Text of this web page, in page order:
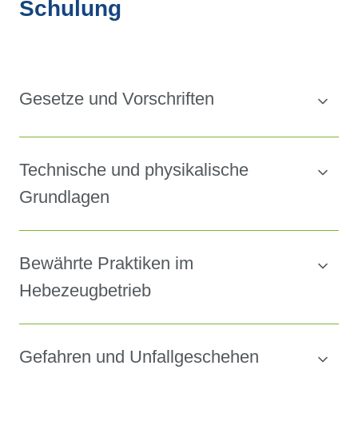
Schulung
Gesetze und Vorschriften
Technische und physikalische
Grundlagen
Bewährte Praktiken im
Hebezeugbetrieb
Gefahren und Unfallgeschehen